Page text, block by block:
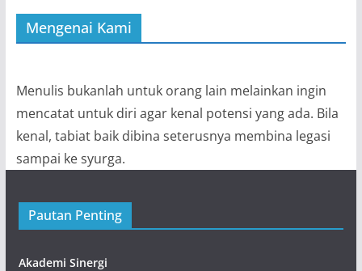
Mengenai Kami
Menulis bukanlah untuk orang lain melainkan ingin
mencatat untuk diri agar kenal potensi yang ada. Bila
kenal, tabiat baik dibina seterusnya membina legasi
sampai ke syurga.
Pautan Penting
Akademi Sinergi